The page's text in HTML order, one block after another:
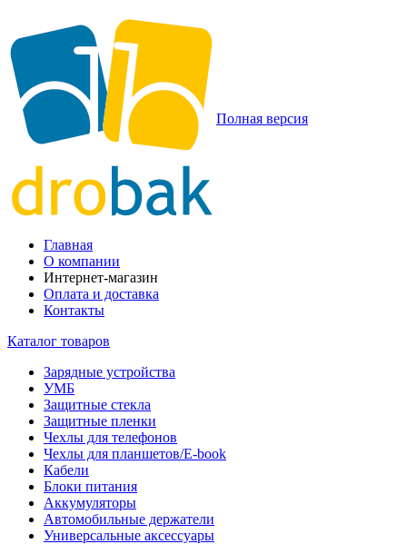
Полная версия
Главная
О компании
Интернет-магазин
Оплата и доставка
Контакты
Каталог товаров
Зарядные устройства
УМБ
Защитные стекла
Защитные пленки
Чехлы для телефонов
Чехлы для планшетов/E-book
Кабели
Блоки питания
Аккумуляторы
Автомобильные держатели
Универсальные аксессуары